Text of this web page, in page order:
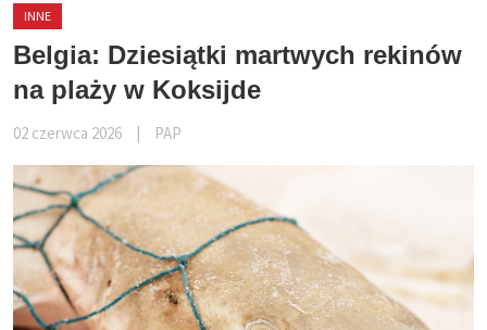
INNE
Belgia: Dziesiątki martwych rekinów
na plaży w Koksijde
02 czerwca 2026 PAP